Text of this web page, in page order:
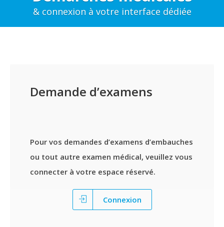
& connexion à votre interface dédiée
Demande d’examens
Pour vos demandes d’examens d’embauches
ou tout autre examen médical, veuillez vous
connecter à votre espace réservé.
Connexion